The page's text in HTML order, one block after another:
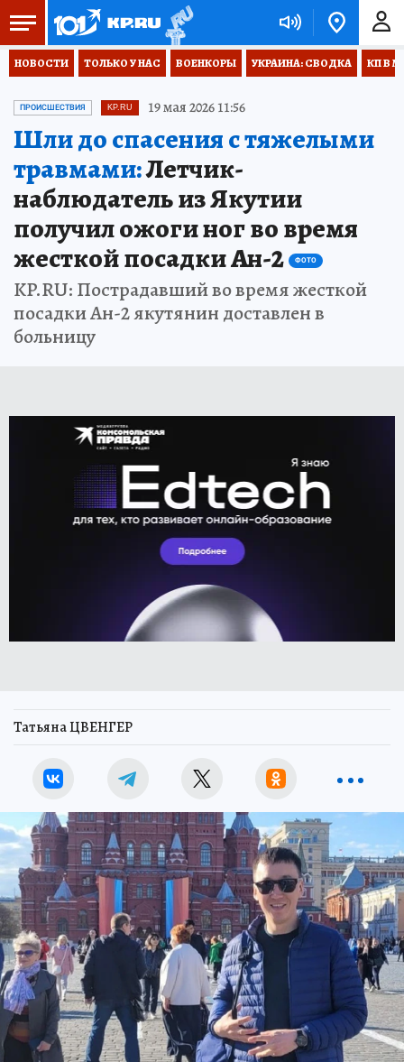
НОВОСТИ ТОЛЬКО У НАС ВОЕНКОРЫ УКРАИНА: СВОДКА КП В
ПРОИСШЕСТВИЯ KP.RU 19 мая 2026 11:56
Шли до спасения с тяжелыми
травмами:Летчик-
наблюдатель из Якутии
получил ожоги ног во время
жесткой посадки Ан-2
ФОТО
KP.RU: Пострадавший во время жесткой
посадки Ан-2 якутянин доставлен в
больницу
Татьяна ЦВЕНГЕР